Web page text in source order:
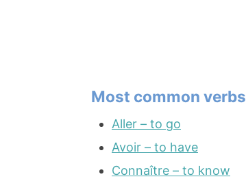
Most common verbs
Aller – to go
Avoir – to have
Connaître – to know